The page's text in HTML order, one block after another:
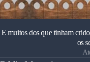
E muitos dos que tinham
os